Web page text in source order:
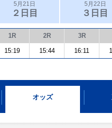
5月21日
２日目
5月22日
３日目
1R 2R 3R
15:19 15:44 16:11
オッズ